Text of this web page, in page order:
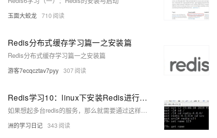
玉面大蛟龙 710
Redis分布式缓存学习篇一之安装篇
Redis分布式缓存学习篇一之安装篇
游客7ecqcztav7pyy 307
Redis学习10：linux下安装Redis进行基本操作
如果想起多台redis的服务，那么就需要通过这样来启动。
洲的学习日记 343